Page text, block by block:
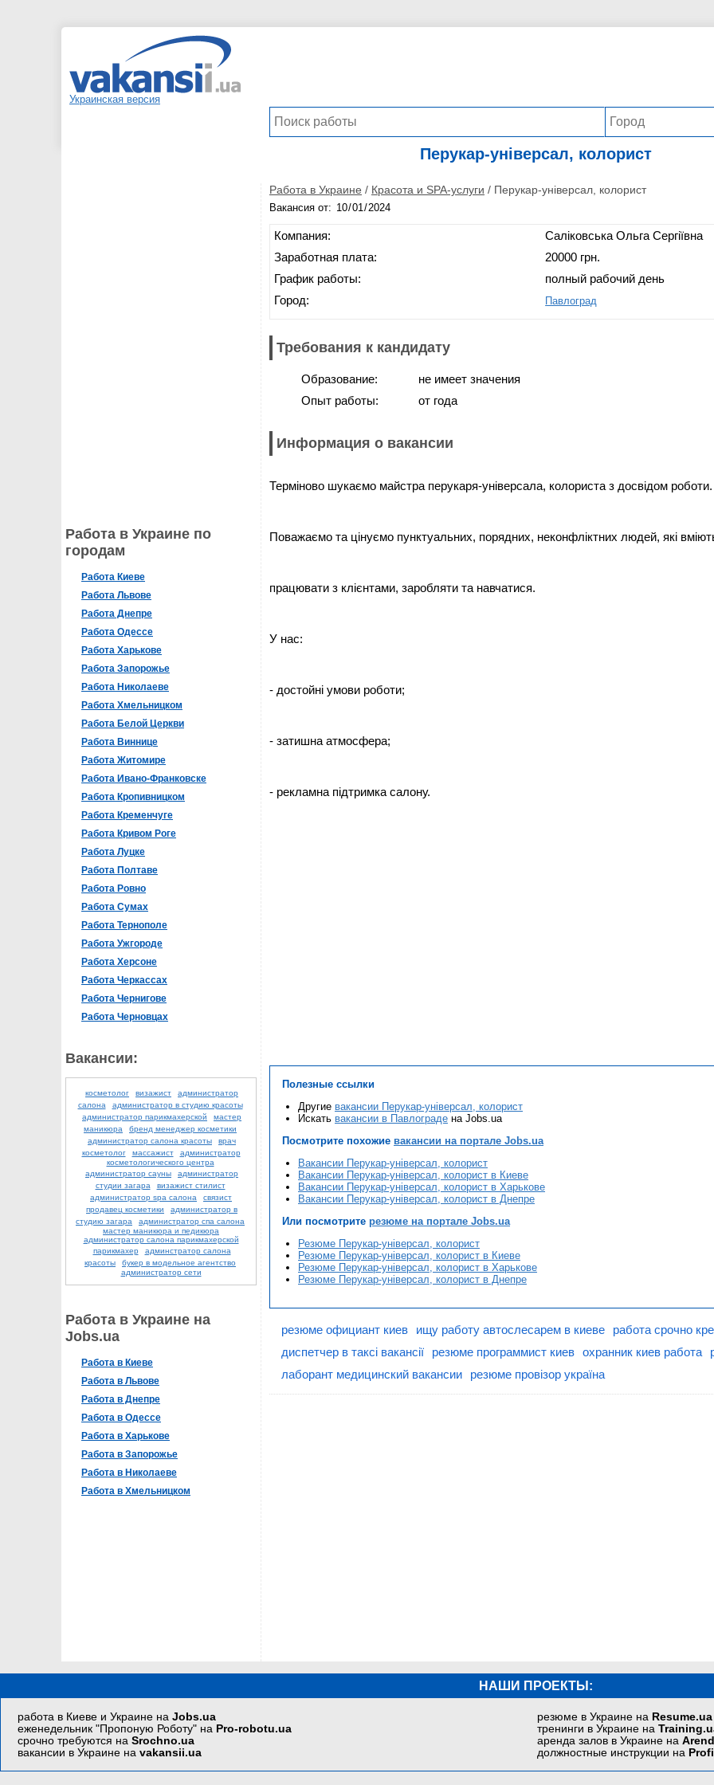
Украинская версия
Перукар-універсал, колорист
Работа в Украине по
городам
Работа Киеве
Работа Львове
Работа Днепре
Работа Одессе
Работа Харькове
Работа Запорожье
Работа Николаеве
Работа Хмельницком
Работа Белой Церкви
Работа Виннице
Работа Житомире
Работа Ивано-Франковске
Работа Кропивницком
Работа Кременчуге
Работа Кривом Роге
Работа Луцке
Работа Полтаве
Работа Ровно
Работа Сумах
Работа Тернополе
Работа Ужгороде
Работа Херсоне
Работа Черкассах
Работа Чернигове
Работа Черновцах
Вакансии:
косметолог визажист
администратор
салона
администратор в студию красоты
администратор парикмахерской
мастер
маникюра
бренд менеджер косметики
администратор салона красоты
врач
косметолог
массажист
администратор
косметологического центра
администратор сауны
администратор
студии загара
визажист стилист
администратор spa салона
связист
продавец косметики
администратор в
студию загара
администратор спа салона
мастер маникюра и педикюра
администратор салона парикмахерской
парикмахер
админстратор салона
красоты
букер в модельное агентство
администратор сети
Работа в Украине на
Jobs.ua
Работа в Киеве
Работа в Львове
Работа в Днепре
Работа в Одессе
Работа в Харькове
Работа в Запорожье
Работа в Николаеве
Работа в Хмельницком
Работа в Украине / Красота и SPA-услуги / Перукар-універсал, колорист
Вакансия от:
Компания:
Заработная плата:
График работы:
Город:
Саліковська Ольга Сергіївна
20000 грн.
полный рабочий день
Павлоград
Требования к кандидату
Образование:
Опыт работы:
не имеет значения
от года
Информация о вакансии
Терміново шукаємо майстра перукаря-універсала, колориста з досвідом роботи.
Поважаємо та цінуємо пунктуальних, порядних, неконфліктних людей, які
працювати з клієнтами, заробляти та навчатися.
У нас:
- достойні умови роботи;
- затишна атмосфера;
- рекламна підтримка салону.
Полезные ссылки
Другие вакансии Перукар-універсал, колорист
Искать вакансии в Павлограде на Jobs.ua
Посмотрите похожие вакансии на портале Jobs.ua
Вакансии Перукар-універсал, колорист
Вакансии Перукар-універсал, колорист в Киеве
Вакансии Перукар-універсал, колорист в Харькове
Вакансии Перукар-універсал, колорист в Днепре
Или посмотрите резюме на портале Jobs.ua
Резюме Перукар-універсал, колорист
Резюме Перукар-універсал, колорист в Киеве
Резюме Перукар-універсал, колорист в Харькове
Резюме Перукар-універсал, колорист в Днепре
резюме официант киев ищу работу автослесарем в киеве
работа срочно
диспетчер в таксі вакансії
резюме программист киев охранник киев работа
лаборант медицинский вакансии
резюме провізор україна
НАШИ ПРОЕКТЫ:
работа в Киеве и Украине наJobs.ua
еженедельник "Пропоную Роботу" на Pro-robotu.ua
срочно требуются наSrochno.ua
вакансии в Украине наvakansii.ua
резюме в Украине на Resume.ua
тренинги в Украине на
аренда залов в Украине на
должностные инструкции на